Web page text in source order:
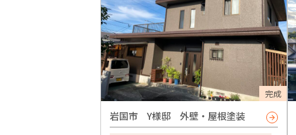
完成
岩国市 Y様邸 外壁・屋根塗装